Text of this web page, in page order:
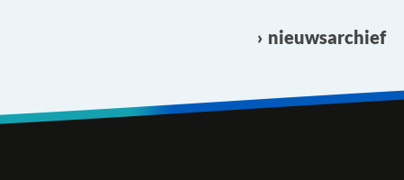
nieuwsarchief